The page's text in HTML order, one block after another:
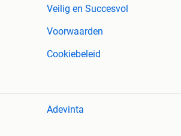
Veilig en Succesvol
Voorwaarden
Cookiebeleid
Adevinta